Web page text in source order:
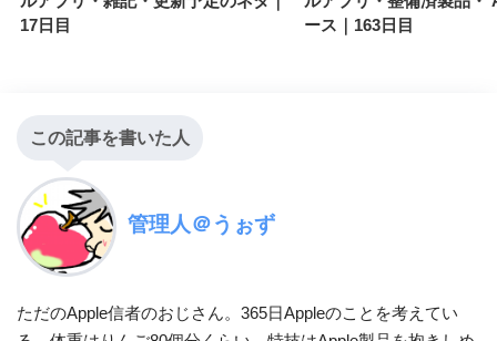
17日目
ース｜163日目
この記事を書いた人
管理人＠うぉず
ただのApple信者のおじさん。365日Appleのことを考えてい